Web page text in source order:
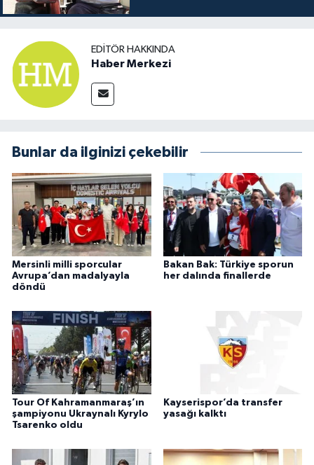
EDITÖR HAKKINDA
Haber Merkezi
Bunlar da ilginizi çekebilir
Mersinli milli sporcular
Avrupa’dan madalyayla
döndü
Bakan Bak: Türkiye sporun
her dalında finallerde
Tour Of Kahramanmaraş’ın
şampiyonu Ukraynalı Kyrylo
Tsarenko oldu
Kayserispor’da transfer
yasağı kalktı